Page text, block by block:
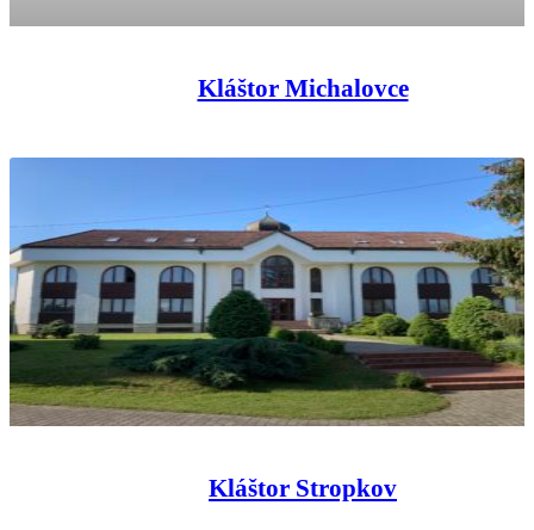
Kláštor Michalovce
Kláštor Stropkov